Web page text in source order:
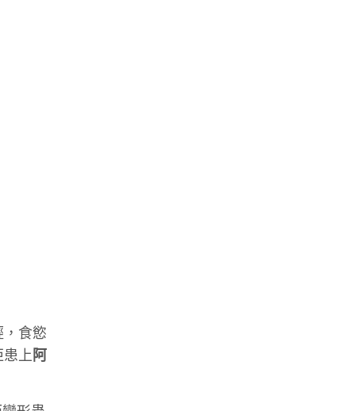
食慾
上 阿